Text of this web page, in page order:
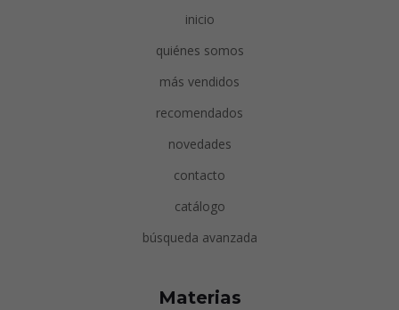
inicio
quiénes somos
más vendidos
recomendados
novedades
contacto
catálogo
búsqueda avanzada
Materias